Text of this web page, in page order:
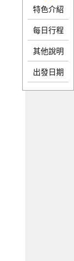
特色介紹
每日行程
其他說明
出發日期